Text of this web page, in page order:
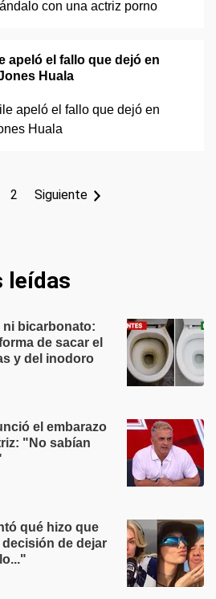
apeló el fallo que dejó en
Huala
2 Siguiente
leídas
ni bicarbonato:
de sacar el
y del inodoro
el embarazo
"No sabían
qué hizo que
decisión de dejar